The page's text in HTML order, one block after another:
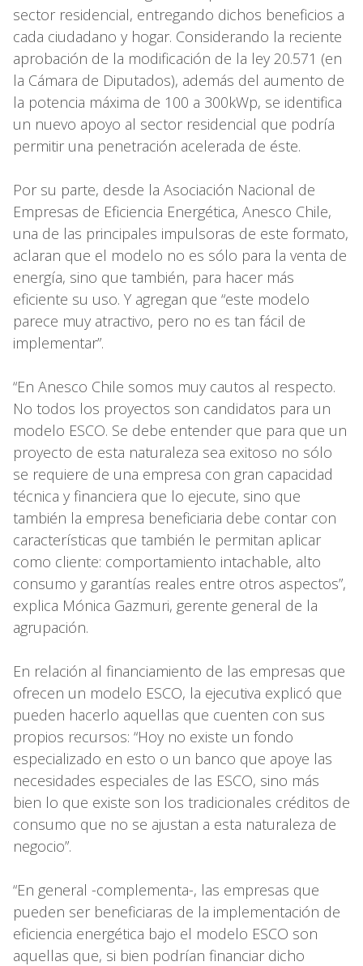
sector residencial, entregando dichos beneficios a
cada ciudadano y hogar. Considerando la reciente
aprobación de la modificación de la ley 20.571 (en
la Cámara de Diputados), además del aumento de
la potencia máxima de 100 a 300kWp, se identifica
un nuevo apoyo al sector residencial que podría
permitir una penetración acelerada de éste.
Por su parte, desde la Asociación Nacional de
Empresas de Eficiencia Energética, Anesco Chile,
una de las principales impulsoras de este formato,
aclaran que el modelo no es sólo para la venta de
energía, sino que también, para hacer más
eficiente su uso. Y agregan que “este modelo
parece muy atractivo, pero no es tan fácil de
implementar”.
“En Anesco Chile somos muy cautos al respecto.
No todos los proyectos son candidatos para un
modelo ESCO. Se debe entender que para que un
proyecto de esta naturaleza sea exitoso no sólo
se requiere de una empresa con gran capacidad
técnica y financiera que lo ejecute, sino que
también la empresa beneficiaria debe contar con
características que también le permitan aplicar
como cliente: comportamiento intachable, alto
consumo y garantías reales entre otros aspectos”,
explica Mónica Gazmuri, gerente general de la
agrupación.
En relación al financiamiento de las empresas que
ofrecen un modelo ESCO, la ejecutiva explicó que
pueden hacerlo aquellas que cuenten con sus
propios recursos: “Hoy no existe un fondo
especializado en esto o un banco que apoye las
necesidades especiales de las ESCO, sino más
bien lo que existe son los tradicionales créditos de
consumo que no se ajustan a esta naturaleza de
negocio”.
“En general -complementa-, las empresas que
pueden ser beneficiaras de la implementación de
eficiencia energética bajo el modelo ESCO son
aquellas que, si bien podrían financiar dicho